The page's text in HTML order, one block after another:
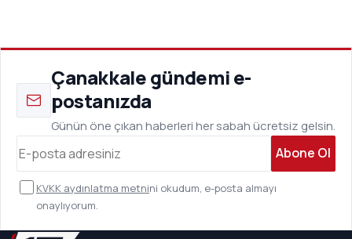
Çanakkale gündemi e-
postanızda
Günün öne çıkan haberleri her sabah ücretsiz gelsin.
Abone Ol
KVKK aydınlatma metnini okudum, e-posta almayı
onaylıyorum.